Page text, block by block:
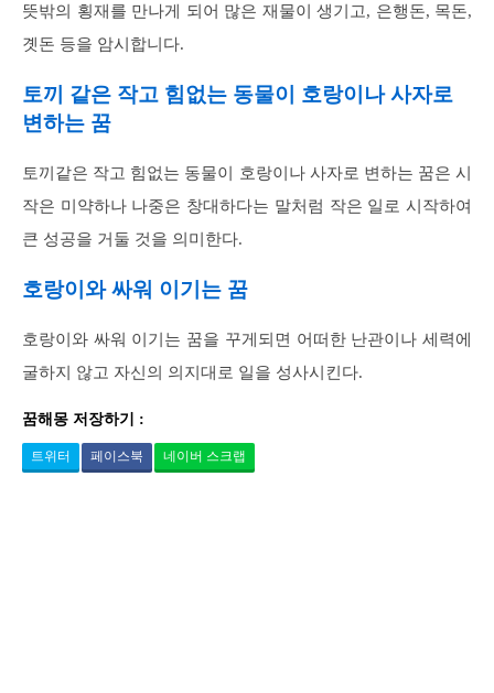
뜻밖의 횡재를 만나게 되어 많은 재물이 생기고, 은행돈, 목돈,
곗돈 등을 암시합니다.
토끼 같은 작고 힘없는 동물이 호랑이나 사자로
변하는 꿈
토끼같은 작고 힘없는 동물이 호랑이나 사자로 변하는 꿈은 시
작은 미약하나 나중은 창대하다는 말처럼 작은 일로 시작하여
큰 성공을 거둘 것을 의미한다.
호랑이와 싸워 이기는 꿈
호랑이와 싸워 이기는 꿈을 꾸게되면 어떠한 난관이나 세력에
굴하지 않고 자신의 의지대로 일을 성사시킨다.
꿈해몽 저장하기 :
트위터 페이스북 네이버 스크랩